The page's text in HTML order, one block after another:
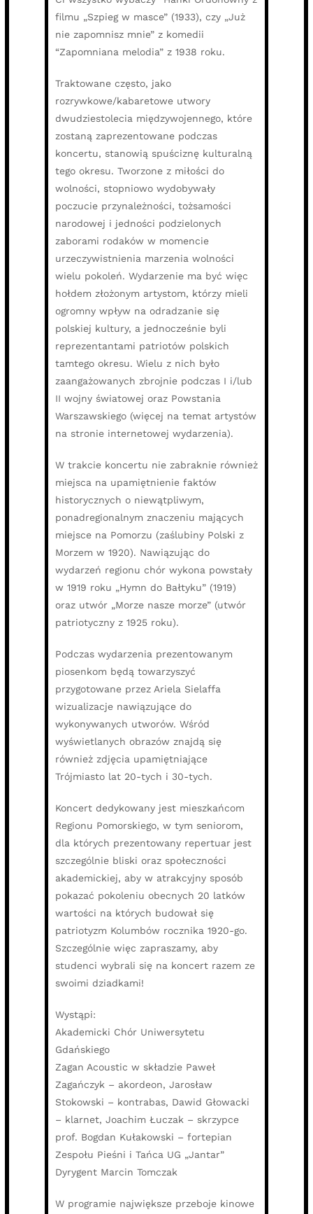
filmu „Szpieg w masce” (1933), czy „Już
nie zapomnisz mnie” z komedii
“Zapomniana melodia” z 1938 roku.
Traktowane często, jako
rozrywkowe/kabaretowe utwory
dwudziestolecia międzywojennego, które
zostaną zaprezentowane podczas
koncertu, stanowią spuściznę kulturalną
tego okresu. Tworzone z miłości do
wolności, stopniowo wydobywały
poczucie przynależności, tożsamości
narodowej i jedności podzielonych
zaborami rodaków w momencie
urzeczywistnienia marzenia wolności
wielu pokoleń. Wydarzenie ma być więc
hołdem złożonym artystom, którzy mieli
ogromny wpływ na odradzanie się
polskiej kultury, a jednocześnie byli
reprezentantami patriotów polskich
tamtego okresu. Wielu z nich było
zaangażowanych zbrojnie podczas I i/lub
II wojny światowej oraz Powstania
Warszawskiego (więcej na temat artystów
na stronie internetowej wydarzenia).
W trakcie koncertu nie zabraknie również
miejsca na upamiętnienie faktów
historycznych o niewątpliwym,
ponadregionalnym znaczeniu mających
miejsce na Pomorzu (zaślubiny Polski z
Morzem w 1920). Nawiązując do
wydarzeń regionu chór wykona powstały
w 1919 roku „Hymn do Bałtyku” (1919)
oraz utwór „Morze nasze morze” (utwór
patriotyczny z 1925 roku).
Podczas wydarzenia prezentowanym
piosenkom będą towarzyszyć
przygotowane przez Ariela Sielaffa
wizualizacje nawiązujące do
wykonywanych utworów. Wśród
wyświetlanych obrazów znajdą się
również zdjęcia upamiętniające
Trójmiasto lat 20-tych i 30-tych.
Koncert dedykowany jest mieszkańcom
Regionu Pomorskiego, w tym seniorom,
dla których prezentowany repertuar jest
szczególnie bliski oraz społeczności
akademickiej, aby w atrakcyjny sposób
pokazać pokoleniu obecnych 20 latków
wartości na których budował się
patriotyzm Kolumbów rocznika 1920-go.
Szczególnie więc zapraszamy, aby
studenci wybrali się na koncert razem ze
swoimi dziadkami!
Wystąpi:
Akademicki Chór Uniwersytetu
Gdańskiego
Zagan Acoustic w składzie Paweł
Zagańczyk – akordeon, Jarosław
Stokowski – kontrabas, Dawid Głowacki
– klarnet, Joachim Łuczak – skrzypce
prof. Bogdan Kułakowski – fortepian
Zespołu Pieśni i Tańca UG „Jantar”
Dyrygent Marcin Tomczak
W programie największe przeboje kinowe